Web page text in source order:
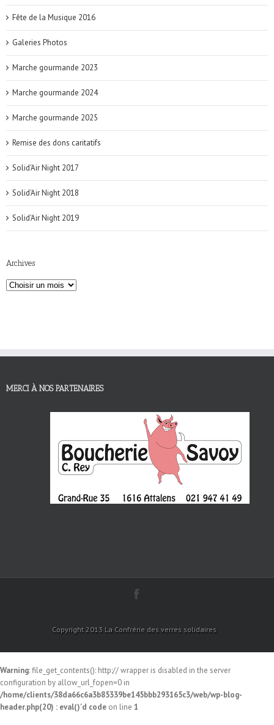
Fête de la Musique 2016
Galeries Photos
Marche gourmande 2023
Marche gourmande 2024
Marche gourmande 2025
Remise des dons caritatifs
Solid'Air Night 2017
Solid'Air Night 2018
Solid'Air Night 2019
Archives
MERCI À NOS PARTENAIRES
Copyright 2013 La Confrérie des verres solidaires
Warning: file_get_contents(): http:// wrapper is disabled in the server
configuration by allow_url_fopen=0 in
/home/clients/38da66c6a3b85339be145bbb293165c3/web/wp-blog-
header.php(20) : eval()'d code on line 1